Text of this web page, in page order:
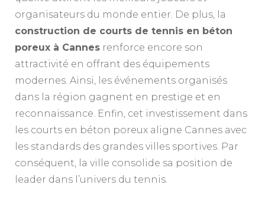
organisateurs du monde entier. De plus, la
construction de courts de tennis en béton
poreux à Cannes renforce encore son
attractivité en offrant des équipements
modernes. Ainsi, les événements organisés
dans la région gagnent en prestige et en
reconnaissance. Enfin, cet investissement dans
les courts en béton poreux aligne Cannes avec
les standards des grandes villes sportives. Par
conséquent, la ville consolide sa position de
leader dans l’univers du tennis.